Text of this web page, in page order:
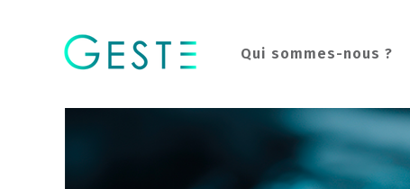
Qui sommes-nous ?